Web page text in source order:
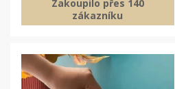
Zakoupilo přes 140
zákazníku